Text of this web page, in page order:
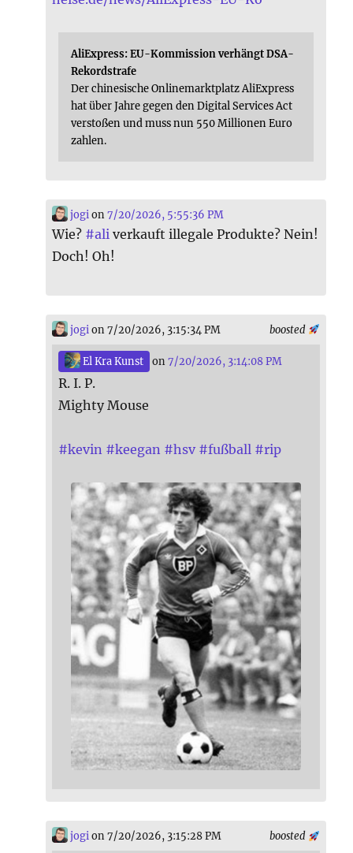
AliExpress: EU-Kommission verhängt DSA-
Rekordstrafe
Der chinesische Onlinemarktplatz AliExpress
hat über Jahre gegen den Digital Services Act
verstoßen und muss nun 550 Millionen Euro
zahlen.
jogi on7/20/2026, 5:55:36 PM
Wie? #ali verkauft illegale Produkte? Nein!
Doch! Oh!
boosted
jogi on 7/20/2026, 3:15:34 PM
El Kra Kunst on7/20/2026, 3:14:08 PM
R. I. P.
Mighty Mouse
#kevin #keegan #hsv #fußball #rip
boosted
jogion 7/20/2026, 3:15:28 PM